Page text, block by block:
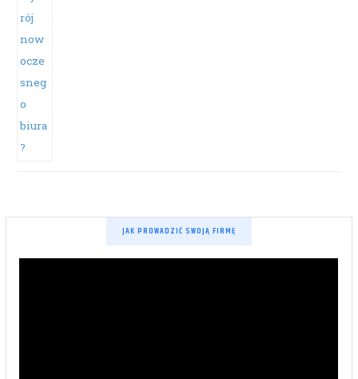
JAK PROWADZIĆ SWOJĄ FIRMĘ